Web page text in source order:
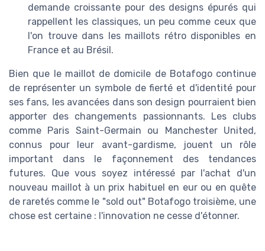
demande croissante pour des designs épurés qui
rappellent les classiques, un peu comme ceux que
l'on trouve dans les maillots rétro disponibles en
France et au Brésil.
Bien que le maillot de domicile de Botafogo continue
de représenter un symbole de fierté et d'identité pour
ses fans, les avancées dans son design pourraient bien
apporter des changements passionnants. Les clubs
comme Paris Saint-Germain ou Manchester United,
connus pour leur avant-gardisme, jouent un rôle
important dans le façonnement des tendances
futures. Que vous soyez intéressé par l'achat d'un
nouveau maillot à un prix habituel en eur ou en quête
de raretés comme le "sold out" Botafogo troisième, une
chose est certaine : l'innovation ne cesse d'étonner.